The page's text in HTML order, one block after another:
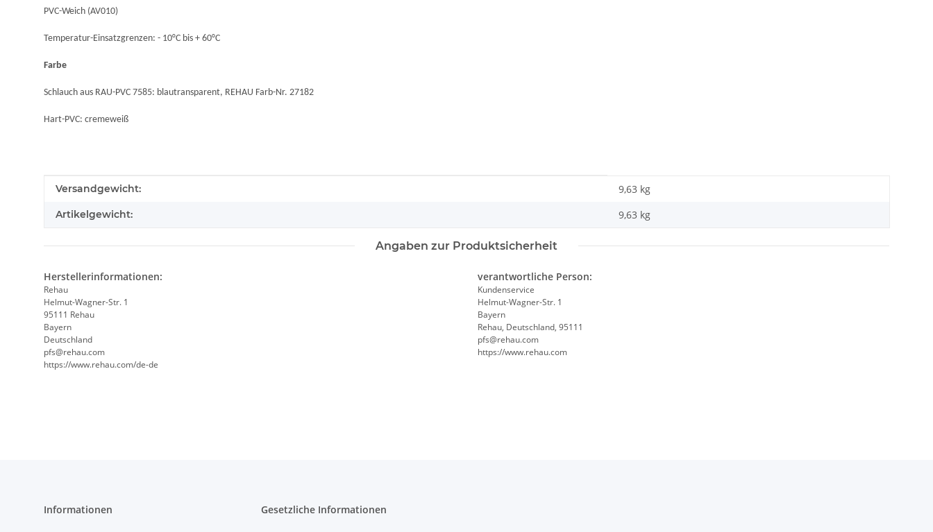
PVC-Weich (AV010)
Temperatur-Einsatzgrenzen: - 10°C bis + 60°C
Farbe
Schlauch aus RAU-PVC 7585: blautransparent, REHAU Farb-Nr. 27182
Hart-PVC: cremeweiß
Produkteigenschaft
Wert
Versandgewicht: 9,63 kg
Artikelgewicht: 9,63 kg
Angaben zur Produktsicherheit
Herstellerinformationen:
Rehau
Helmut-Wagner-Str. 1
95111 Rehau
Bayern
Deutschland
pfs@rehau.com
https://www.rehau.com/de-de
verantwortliche Person:
Kundenservice
Helmut-Wagner-Str. 1
Bayern
Rehau, Deutschland, 95111
pfs@rehau.com
https://www.rehau.com
Informationen Gesetzliche Informationen